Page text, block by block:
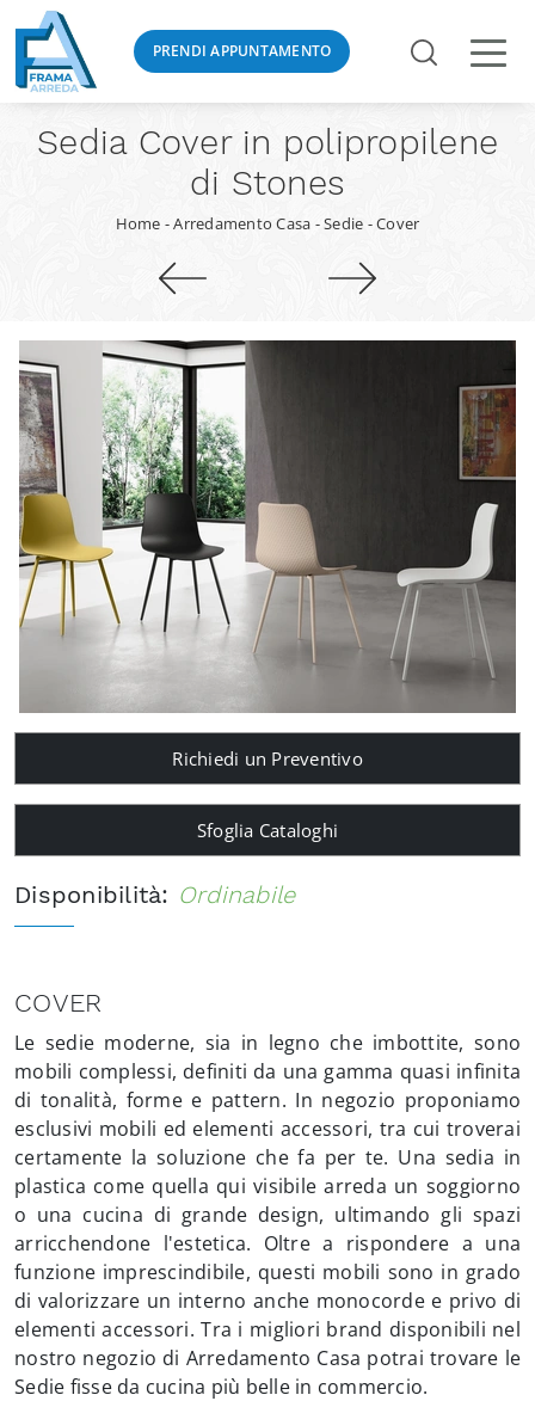
PRENDI APPUNTAMENTO
Sedia Cover in polipropilene
di Stones
Home -Arredamento Casa -Sedie -Cover
Richiedi un Preventivo
Sfoglia Cataloghi
Disponibilità: Ordinabile
COVER
Le sedie moderne, sia in legno che imbottite, sono
mobili complessi, definiti da una gamma quasi infinita
di tonalità, forme e pattern. In negozio proponiamo
esclusivi mobili ed elementi accessori, tra cui troverai
certamente la soluzione che fa per te. Una sedia in
plastica come quella qui visibile arreda un soggiorno
o una cucina di grande design, ultimando gli spazi
arricchendone l'estetica. Oltre a rispondere a una
funzione imprescindibile, questi mobili sono in grado
di valorizzare un interno anche monocorde e privo di
elementi accessori. Tra i migliori brand disponibili nel
nostro negozio di Arredamento Casa potrai trovare le
Sedie fisse da cucina più belle in commercio.